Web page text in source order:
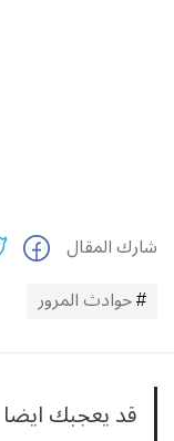
شارك المقال
حوادث المرور
قد يعجبك ايضا